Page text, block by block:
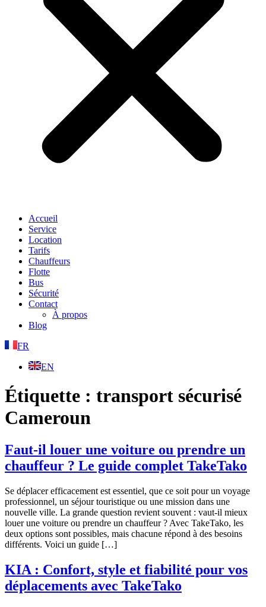
Accueil
Service
Location
Tarifs
Chauffeurs
Flotte
Bus
Sécurité
Contact
À propos
Blog
FR
EN
Étiquette : transport sécurisé
Cameroun
Faut-il louer une voiture ou prendre un
chauffeur ? Le guide complet TakeTako
Se déplacer efficacement est essentiel, que ce soit pour un voyage
professionnel, un séjour touristique ou une mission dans une
nouvelle ville. La grande question revient souvent : vaut-il mieux
louer une voiture ou prendre un chauffeur ? Avec TakeTako, les
deux options sont possibles, mais chacune répond à des besoins
différents. Voici un guide […]
KIA : Confort, style et fiabilité pour vos
déplacements avec TakeTako